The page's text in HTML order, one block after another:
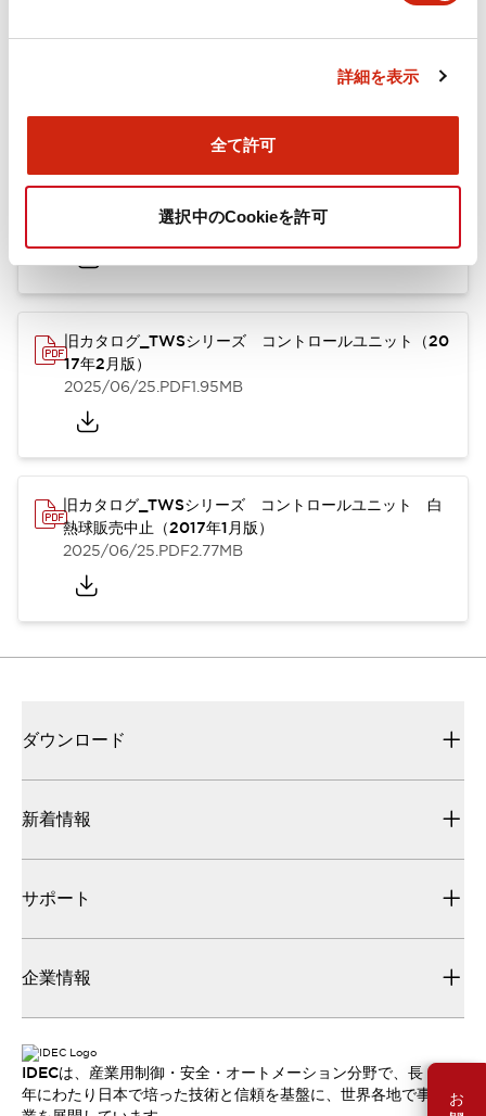
詳細を表示
全て許可
選択中のCookieを許可
版）（日本語）
TWSシリーズ コントロールユニット（2025年6月
.PDF1.30MB
旧カタログ_TWSシリーズ コントロールユニット（20
17年2月版）
2025/06/25.PDF1.95MB
旧カタログ_TWSシリーズ コントロールユニット 白
熱球販売中止（2017年1月版）
2025/06/25.PDF2.77MB
ダウンロード
新着情報
サポート
企業情報
IDECは、産業用制御・安全・オートメーション分野で、長
年にわたり日本で培った技術と信頼を基盤に、世界各地で事